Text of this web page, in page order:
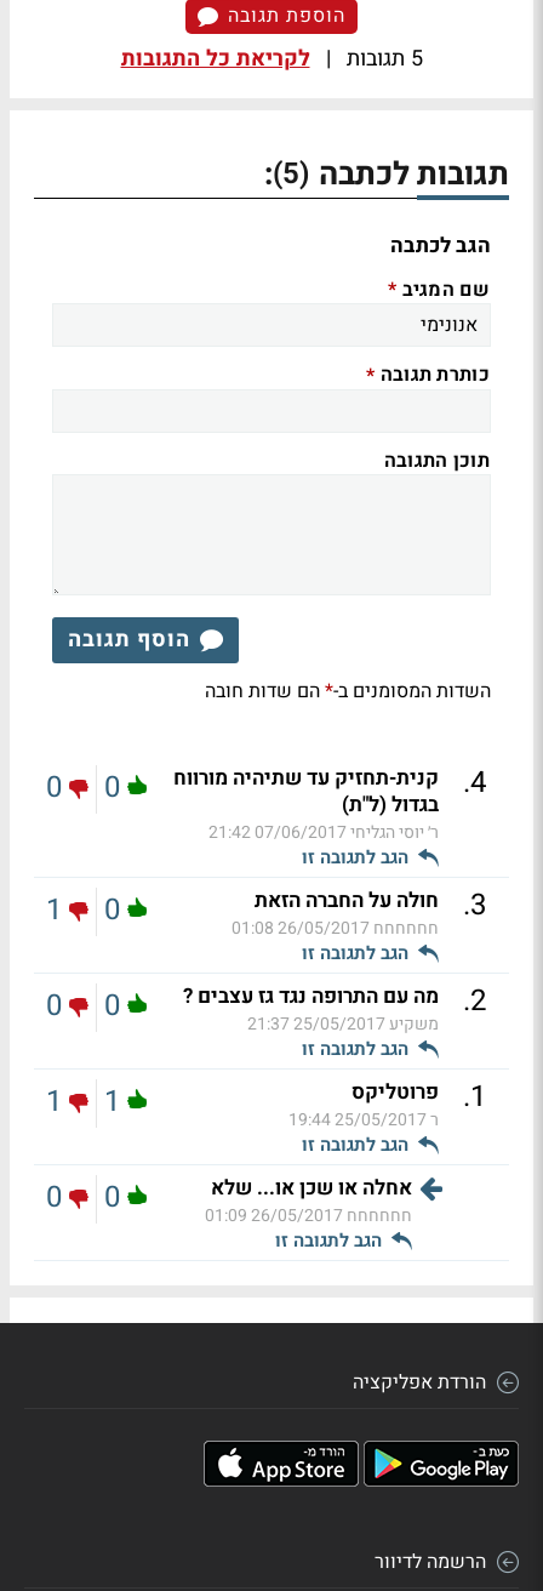
הוספת תגובה
5 תגובות | לקריאת כל התגובות
תגובות לכתבה (5)
:
הגב לכתבה
שם המגיב *
כותרת תגובה *
תוכן התגובה
הוסף תגובה
השדות המסומנים ב-*הם שדות חובה
4
.
קנית-תחזיק עד שתיהיה מורווח
בגדול (ל"ת)
ר׳ יוסי הגליחי07/06/2017 21:42
הגב לתגובה זו
0
0
3
. חולה על החברה הזאת
חחחחחח 26/05/2017 01:08
הגב לתגובה זו
0
1
2
. מה עם התרופה נגד גז עצבים ?
משקיע25/05/2017 21:37
הגב לתגובה זו
0
0
1
. פרוטליקס
ר25/05/2017 19:44
הגב לתגובה זו
1
1
אחלה או שכן או... שלא
חחחחחח 26/05/2017 01:09
הגב לתגובה זו
0
0
הורדת אפליקציה
הרשמה לדיוור